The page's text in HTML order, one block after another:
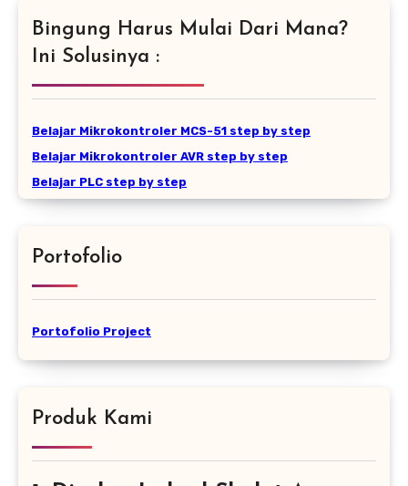
Bingung Harus Mulai Dari Mana?
Ini Solusinya :
Belajar Mikrokontroler MCS-51 step by step
Belajar Mikrokontroler AVR step by step
Belajar PLC step by step
Portofolio
Portofolio Project
Produk Kami